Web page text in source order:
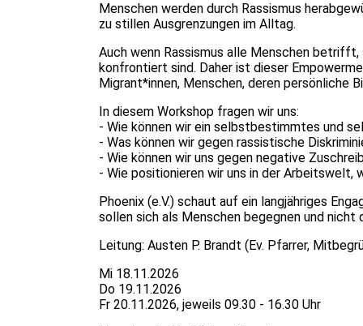
Menschen werden durch Rassismus
zu stillen Ausgrenzungen im Alltag.
Auch wenn Rassismus alle Menschen
konfrontiert sind. Daher ist dieser
Migrant*innen, Menschen, deren persönliche
In diesem Workshop fragen wir uns:
- Wie können wir ein selbstbestimmtes und
- Was können wir gegen rassistische
- Wie können wir uns gegen negative
- Wie positionieren wir uns in der Arbeitswelt,
Phoenix (e.V.) schaut auf ein langjähriges
sollen sich als Menschen begegnen und
Leitung: Austen P. Brandt (Ev. Pfarrer,
Mi 18.11.2026
Do 19.11.2026
Fr 20.11.2026, jeweils 09.30 - 16.30 Uhr